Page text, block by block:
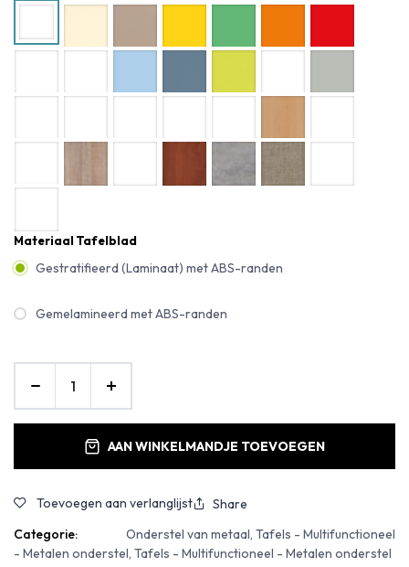
Materiaal Tafelblad
Gestratifieerd (Laminaat) met ABS-randen
Gemelamineerd met ABS-randen
AAN WINKELMANDJE TOEVOEGEN
Toevoegen aan verlanglijst
Share
Categorie:
Onderstel van metaal, Tafels - Multifunctioneel
- Metalen onderstel, Tafels - Multifunctioneel - Metalen onderstel